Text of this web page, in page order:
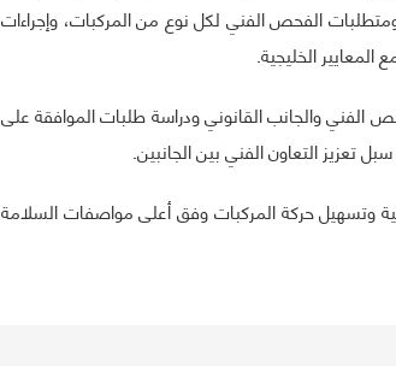
الفحص الفني لكل نوع من المركبات، وإجراءات
الخليجية.
والجانب القانوني ودراسة طلبات الموافقة على
تعزيز التعاون الفني بين الجانبين.
وتسهيل حركة المركبات وفق أعلى مواصفات السلامة